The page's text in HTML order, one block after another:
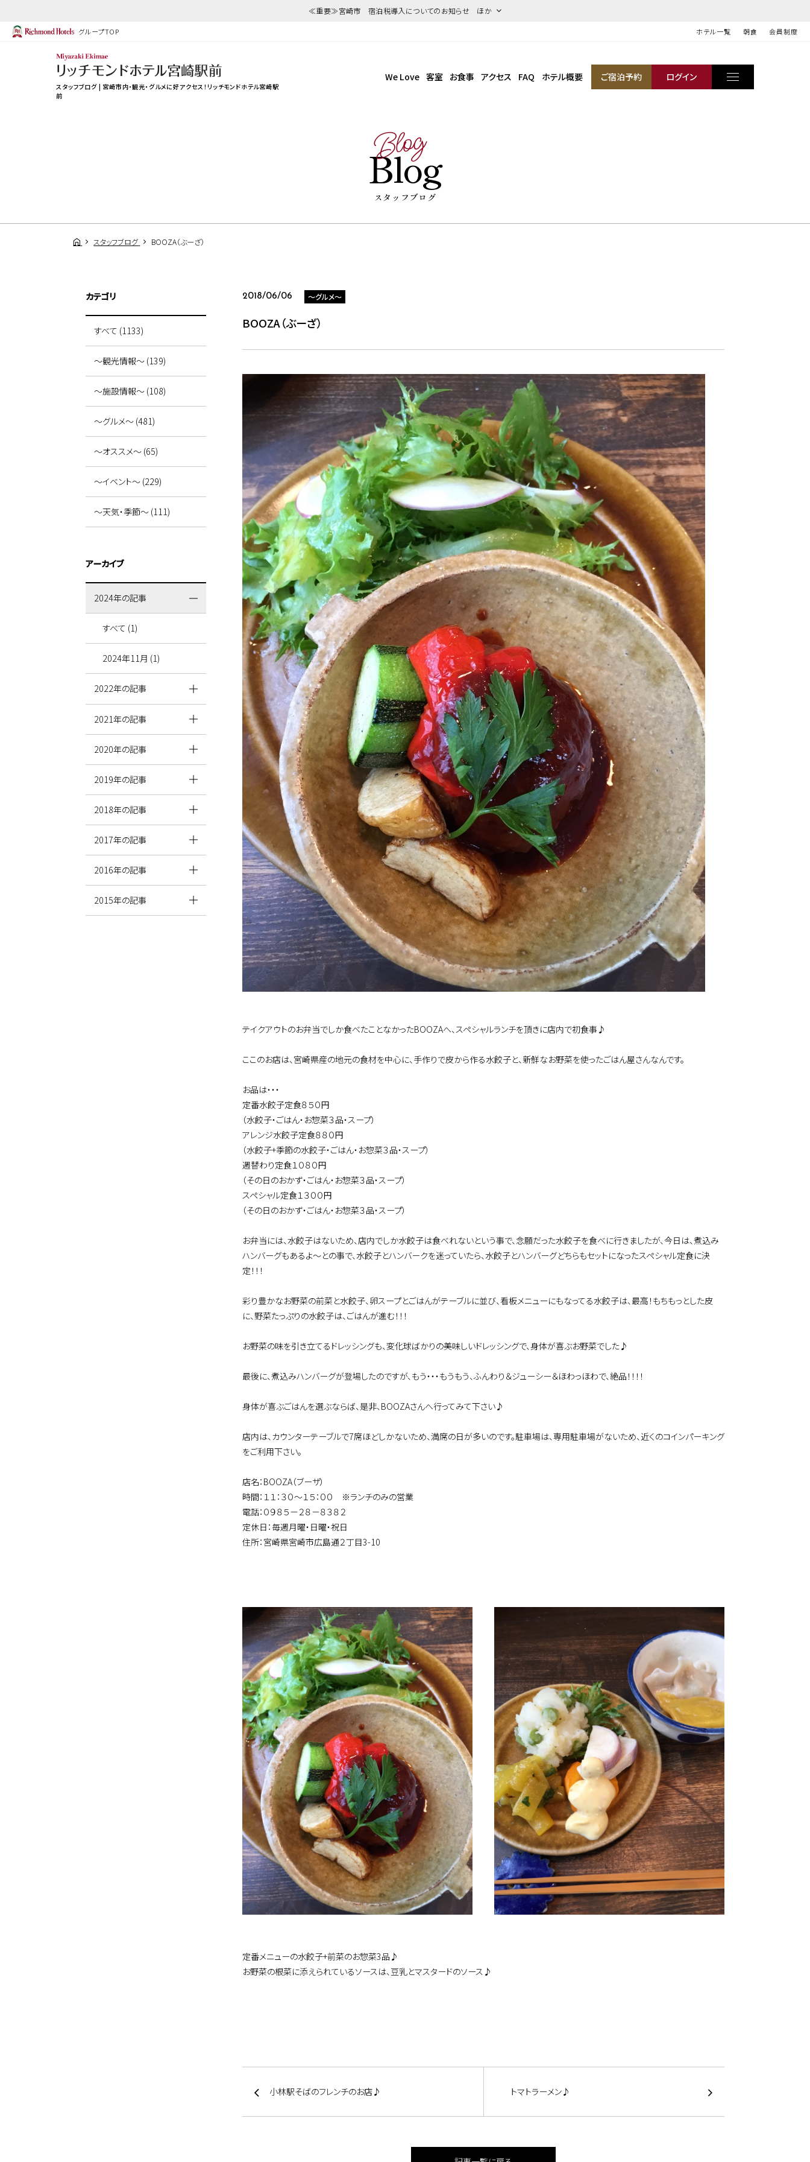
≪重要≫宮崎市 宿泊税導入についてのお知らせ ほか
グループTOP ホテル一覧 朝食 会員制度
スタッフブログ | 宮崎市内・観光・グルメに好アクセス！リッチモンドホテル宮崎駅
前
We Love 客室 お食事 アクセス FAQ ホテル概要 ご宿泊予約 ログイン
Blog
Blog
スタッフブログ
スタッフブログ BOOZA（ぶーざ）
2018/06/06 ～グルメ～
BOOZA（ぶーざ）
テイクアウトのお弁当でしか食べたことなかったBOOZAへ、スペシャルランチを頂きに店内で初食事♪
ここのお店は、宮崎県産の地元の食材を中心に、手作りで皮から作る水餃子と、新鮮なお野菜を使ったごはん屋さんなんです。
お品は・・・
定番水餃子定食８５０円
（水餃子・ごはん・お惣菜３品・スープ）
アレンジ水餃子定食８８０円
（水餃子+季節の水餃子・ごはん・お惣菜３品・スープ）
週替わり定食１０８０円
（その日のおかず・ごはん・お惣菜３品・スープ）
スペシャル定食１３００円
（その日のおかず・ごはん・お惣菜３品・スープ）
お弁当には、水餃子はないため、店内でしか水餃子は食べれないという事で、念願だった水餃子を食べに行きましたが、今日は、煮込み
ハンバーグもあるよ～との事で、水餃子とハンバークを迷っていたら、水餃子とハンバーグどちらもセットになったスペシャル定食に決
定！！！
彩り豊かなお野菜の前菜と水餃子、卵スープとごはんがテーブルに並び、看板メニューにもなってる水餃子は、最高！もちもっとした皮
に、野菜たっぷりの水餃子は、ごはんが進む！！！
お野菜の味を引き立てるドレッシングも、変化球ばかりの美味しいドレッシングで、身体が喜ぶお野菜でした♪
最後に、煮込みハンバーグが登場したのですが、もう・・・もうもう、ふんわり＆ジューシー＆ほわっほわで、絶品！！！！
身体が喜ぶごはんを選ぶならば、是非、BOOZAさんへ行ってみて下さい♪
店内は、カウンターテーブルで7席ほどしかないため、満席の日が多いのです。駐車場は、専用駐車場がないため、近くのコインパーキング
をご利用下さい。
店名：BOOZA（ブーザ）
時間：１１：３０～１５：００ ※ランチのみの営業
電話：０９８５－２８－８３８２
定休日：毎週月曜・日曜・祝日
住所：宮崎県宮崎市広島通２丁目3-10
定番メニューの水餃子+前菜のお惣菜3品♪
お野菜の根菜に添えられているソースは、豆乳とマスタードのソース♪
小林駅そばのフレンチのお店♪ トマトラーメン♪
カテゴリ
すべて (1133)
～観光情報～ (139)
～施設情報～ (108)
～グルメ～ (481)
～オススメ～ (65)
～イベント～ (229)
～天気・季節～ (111)
アーカイブ
2024年の記事
すべて (1)
2024年11月 (1)
2022年の記事
2021年の記事
2020年の記事
2019年の記事
2018年の記事
2017年の記事
2016年の記事
2015年の記事